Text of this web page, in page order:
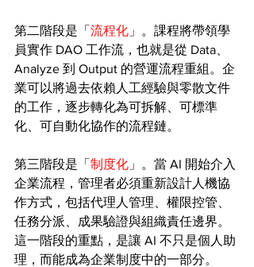
第二階段是「 流程化 」。課程將帶領學
員實作 DAO 工作流，也就是從 Data、
Analyze 到 Output 的營運流程重組。企
業可以將過去依賴人工經驗與零散文件
的工作，逐步轉化為可拆解、可標準
化、可自動化協作的流程鏈。
第三階段是「 制度化 」。當 AI 開始介入
企業流程，管理者必須重新設計人機協
作方式，包括代理人管理、權限控管、
任務分派、成果驗證與組織責任邊界。
這一階段的重點，是讓 AI 不只是個人助
理，而能成為企業制度中的一部分。